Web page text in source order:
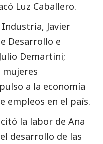
Luz Caballero.
Industria, Javier
Desarrollo e
Demartini;
mujeres
a la economía
empleos en el país.
la labor de Ana
desarrollo de las